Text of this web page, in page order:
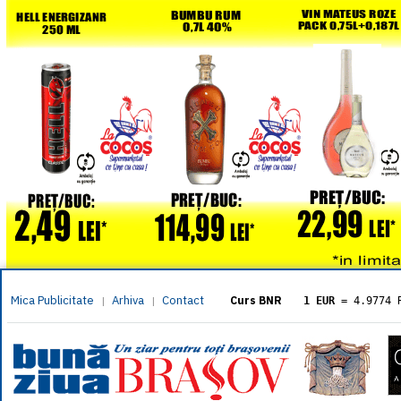
Mica Publicitate | Arhiva | Contact Curs BNR 1 EUR = 4.9774
= 5.8304
1 XAU= 464.4611
1 AED= 1.1933
1 AUD= 2.7957
1 BGN= 2.5449